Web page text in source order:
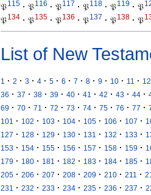
𝔓115 · 𝔓116 · 𝔓117 · 𝔓118 · 𝔓119 · 𝔓
𝔓134 · 𝔓135 · 𝔓136 · 𝔓137 · 𝔓138 · 𝔓
List of New
1 · 2 · 3 · 4 · 5 · 6 · 7 · 8 · 9 · 10 · 11 · 12
36 · 37 · 38 · 39 · 40 · 41 · 42 · 43 · 44 ·
69 · 70 · 71 · 72 · 73 · 74 · 75 · 76 · 77 ·
101
· 102 · 103 · 104 · 105 · 106 · 107 ·
127 · 128 · 129 · 130 · 131 · 132 · 133 ·
153 · 154 · 155 · 156 · 157 · 158 · 159 ·
179 · 180 · 181 · 182 · 183 · 184 · 185 ·
205 · 206 · 207 · 208 · 209 · 210 · 211 ·
231
· 232 · 233 · 234 · 235 · 236 · 237 ·